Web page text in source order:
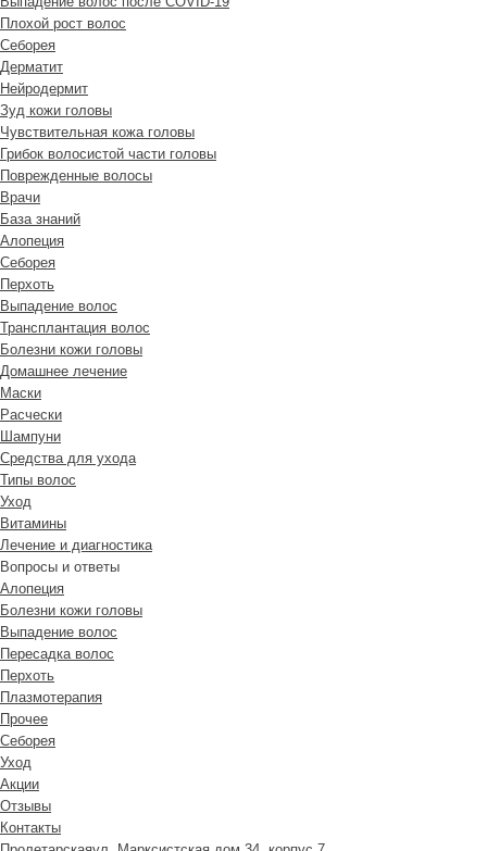
Плохой рост волос
Cеборея
Дерматит
Нейродермит
Зуд кожи головы
Чувствительная кожа головы
Грибок волосистой части головы
Поврежденные волосы
Врачи
База знаний
Алопеция
Себорея
Перхоть
Выпадение волос
Трансплантация волос
Болезни кожи головы
Домашнее лечение
Маски
Расчески
Шампуни
Средства для ухода
Типы волос
Уход
Витамины
Лечение и диагностика
Вопросы и ответы
Алопеция
Болезни кожи головы
Выпадение волос
Пересадка волос
Перхоть
Плазмотерапия
Прочее
Себорея
Уход
Акции
Отзывы
Контакты